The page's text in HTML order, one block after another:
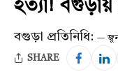
বগুড়া প্রতিনিধি:
SHARE